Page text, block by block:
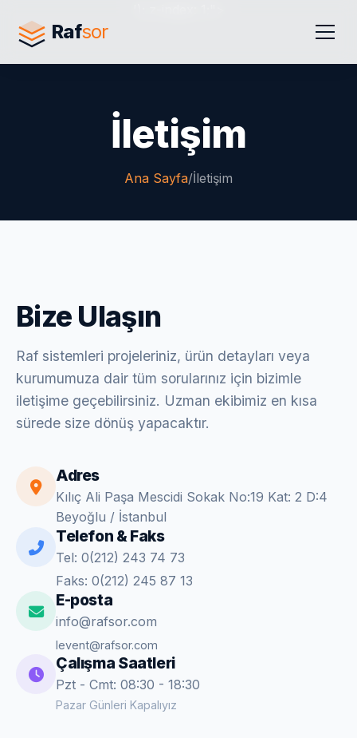
Rafsor
İletişim
Ana Sayfa/İletişim
Bize Ulaşın
Raf sistemleri projeleriniz, ürün detayları veya
kurumumuza dair tüm sorularınız için bizimle
iletişime geçebilirsiniz. Uzman ekibimiz en kısa
sürede size dönüş yapacaktır.
Adres
Kılıç Ali Paşa Mescidi Sokak No:19 Kat: 2 D:4
Beyoğlu / İstanbul
Telefon & Faks
Tel: 0(212) 243 74 73
Faks: 0(212) 245 87 13
E-posta
info@rafsor.com
levent@rafsor.com
Çalışma Saatleri
Pzt - Cmt: 08:30 - 18:30
Pazar Günleri Kapalıyız